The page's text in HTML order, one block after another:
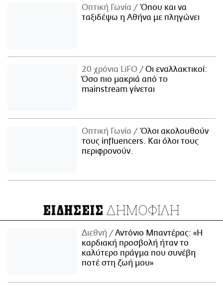
Οπτική Γωνία
Όπου και να
ταξιδέψω η Αθήνα με πληγώνει
20 χρόνια LiFO
Οι εναλλακτικοί:
Όσο πιο μακριά από το
mainstream γίνεται
Οπτική Γωνία
Όλοι ακολουθούν
τους influencers. Και όλοι τους
περιφρονούν.
ΕΙΔΗΣΕΙΣ ΔΗΜΟΦΙΛΗ
Διεθνή
Αντόνιο Μπαντέρας: «Η
καρδιακή προσβολή ήταν το
καλύτερο πράγμα που συνέβη
ποτέ στη ζωή μου»